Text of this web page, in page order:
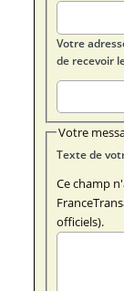
Votre
de recevoir
Votre
Ce champ
officiels).